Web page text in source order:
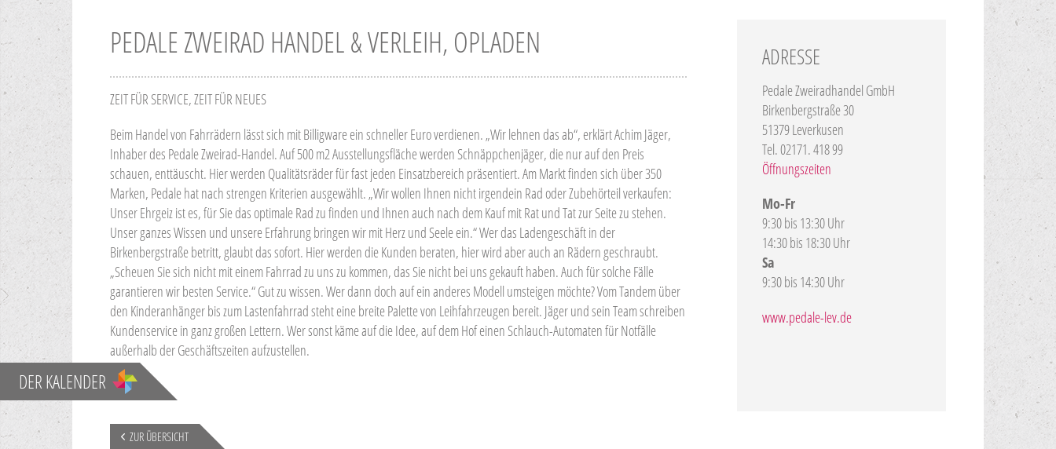
PEDALE ZWEIRAD HANDEL & VERLEIH, OPLADEN
ZEIT FÜR SERVICE, ZEIT FÜR NEUES
Beim Handel von Fahrrädern lässt sich mit Billigware ein schneller Euro verdienen. „Wir lehnen das ab“, erklärt Achim Jäger,
Inhaber des Pedale Zweirad-Handel. Auf 500 m2 Ausstellungsfläche werden Schnäppchenjäger, die nur auf den Preis
schauen, enttäuscht. Hier werden Qualitätsräder für fast jeden Einsatzbereich präsentiert. Am Markt finden sich über 350
Marken, Pedale hat nach strengen Kriterien ausgewählt. „Wir wollen Ihnen nicht irgendein Rad oder Zubehörteil verkaufen:
Unser Ehrgeiz ist es, für Sie das optimale Rad zu finden und Ihnen auch nach dem Kauf mit Rat und Tat zur Seite zu stehen.
Unser ganzes Wissen und unsere Erfahrung bringen wir mit Herz und Seele ein.“ Wer das Ladengeschäft in der
Birkenbergstraße betritt, glaubt das sofort. Hier werden die Kunden beraten, hier wird aber auch an Rädern geschraubt.
„Scheuen Sie sich nicht mit einem Fahrrad zu uns zu kommen, das Sie nicht bei uns gekauft haben. Auch für solche Fälle
garantieren wir besten Service.“ Gut zu wissen. Wer dann doch auf ein anderes Modell umsteigen möchte? Vom Tandem über
den Kinderanhänger bis zum Lastenfahrrad steht eine breite Palette von Leihfahrzeugen bereit. Jäger und sein Team schreiben
Kundenservice in ganz großen Lettern. Wer sonst käme auf die Idee, auf dem Hof einen Schlauch-Automaten für Notfälle
außerhalb der Geschäftszeiten aufzustellen.
ADRESSE
Pedale Zweiradhandel GmbH
Birkenbergstraße 30
51379 Leverkusen
Tel. 02171. 418 99
Öffnungszeiten
Mo-Fr
9:30 bis 13:30 Uhr
14:30 bis 18:30 Uhr
Sa
9:30 bis 14:30 Uhr
www.pedale-lev.de
ZUR ÜBERSICHT
DER KALENDER